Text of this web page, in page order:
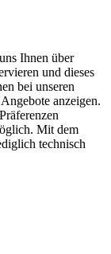
Ihnen über
und dieses
bei unseren
anzeigen.
Mit dem
technisch